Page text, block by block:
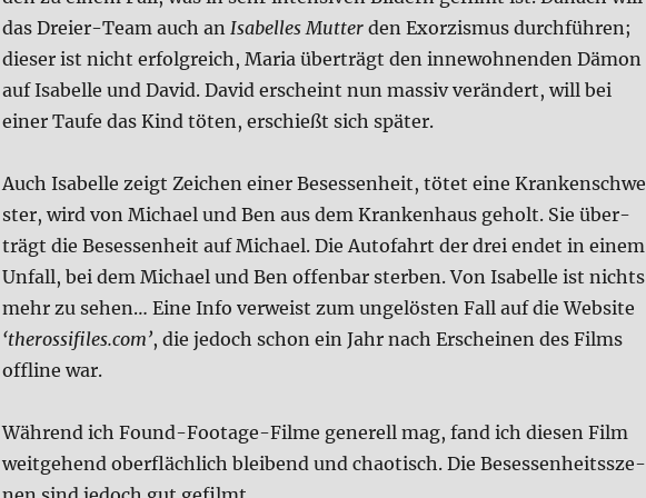
das Drei­er-Team auch an Isa­bel­les Mut­terden Exor­zis­mus durch­füh­ren;
die­ser ist nicht erfolg­reich, Maria über­trägt den inne­woh­nen­den Dämon
auf Isa­bel­le und David. David erscheint nun mas­siv ver­än­dert, will bei
einer Tau­fe das Kind töten, erschießt sich spä­ter.
Auch Isa­bel­le zeigt Zei­chen einer Beses­sen­heit, tötet eine
ster, wird von Micha­el und Ben aus dem Kran­ken­haus geholt. Sie über­
trägt die Beses­sen­heit auf Micha­el. Die Auto­fahrt der drei endet in einem
Unfall, bei dem Micha­el und Ben offen­bar ster­ben. Von Isa­bel­le ist nichts
mehr zu sehen… Eine Info ver­weist zum unge­lö­sten Fall auf die Web­site
‘therossifiles.com’, die jedoch schon ein Jahr nach Erschei­nen des Films
off­line war.
Wäh­rend ich Found-Foota­ge-Fil­me gene­rell mag, fand ich die­sen Film
weit­ge­hend ober­fläch­lich blei­bend und chao­tisch. Die Beses­sen­heits­sze­